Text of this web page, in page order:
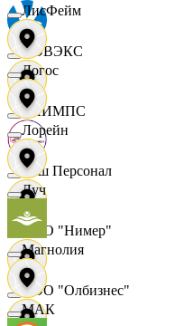
НОВЭКС
ОЛИМПС
Ваш Персонал
ООО "Нимер"
ООО "Олбизнес"
ЛисФейм
Логос
Лорейн
Луч
Магнолия
МАК